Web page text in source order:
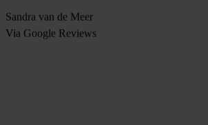
Sandra van de Meer
Via Google Reviews